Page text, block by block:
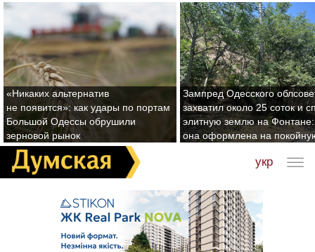
«Никаких альтернатив
не появится»: как удары по портам
Большой Одессы обрушили
зерновой рынок
Зампред Одесского
захватил около 25 соток и
элитную землю на Фонтане:
она оформлена на
укр